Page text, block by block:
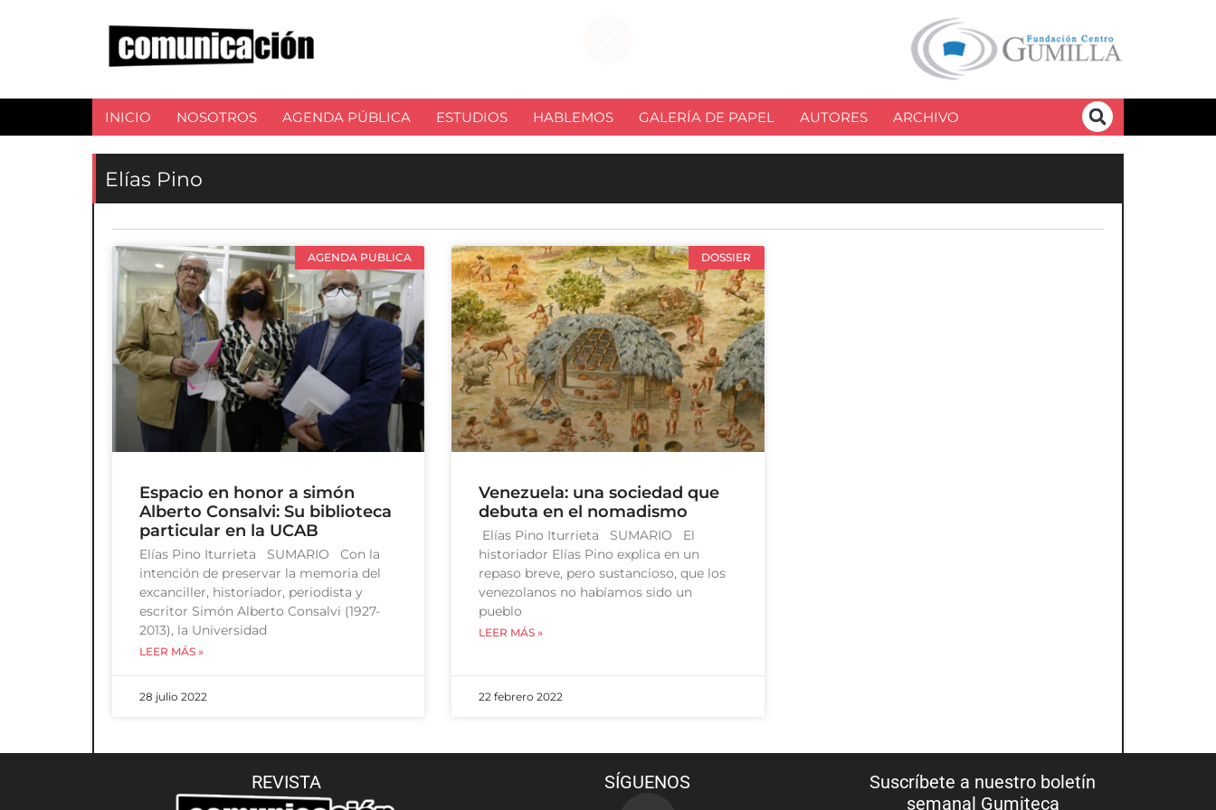
INICIO NOSOTROS AGENDA PÚBLICA ESTUDIOS HABLEMOS GALERÍA DE PAPEL AUTORES ARCHIVO
Elías Pino
AGENDA PUBLICA
Espacio en honor a simón
Alberto Consalvi: Su biblioteca
particular en la UCAB
Elías Pino Iturrieta SUMARIO Con la
intención de preservar la memoria del
excanciller, historiador, periodista y
escritor Simón Alberto Consalvi (1927-
2013), la Universidad
LEER MÁS »
28 julio 2022
DOSSIER
Venezuela: una sociedad que
debuta en el nomadismo
Elías Pino Iturrieta SUMARIO El
historiador Elías Pino explica en un
repaso breve, pero sustancioso, que los
venezolanos no habíamos sido un
pueblo
LEER MÁS »
22 febrero 2022
REVISTA SÍGUENOS
Suscríbete a nuestro boletín
semanal Gumiteca